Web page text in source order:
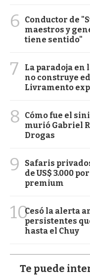
6
Conductor de
maestros y
tiene sentido"
7
La paradoja en
no construye
Livramento
8
Cómo fue el
murió Gabriel
Drogas
9
Safaris
de US$ 3.000
premium
10Cesó la alerta
persistentes
hasta el Chuy
Te puede